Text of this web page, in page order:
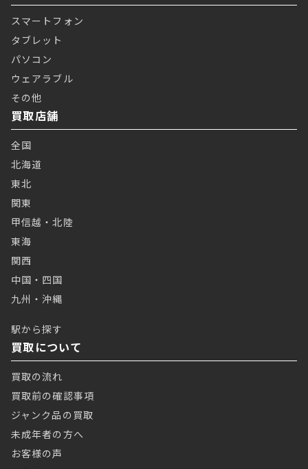
スマートフォン
タブレット
パソコン
ウェアラブル
その他
買取店舗
全国
北海道
東北
関東
甲信越・北陸
東海
関西
中国・四国
九州・沖縄
駅から探す
買取について
買取の流れ
買取前の確認事項
ジャンク品の買取
未成年者の方へ
お客様の声